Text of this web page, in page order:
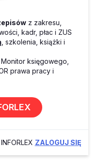
z zakresu,
kadr, płac i ZUS
, szkolenia, książki i
Monitor księgowego,
prawa pracy i
ZALOGUJ SIĘ